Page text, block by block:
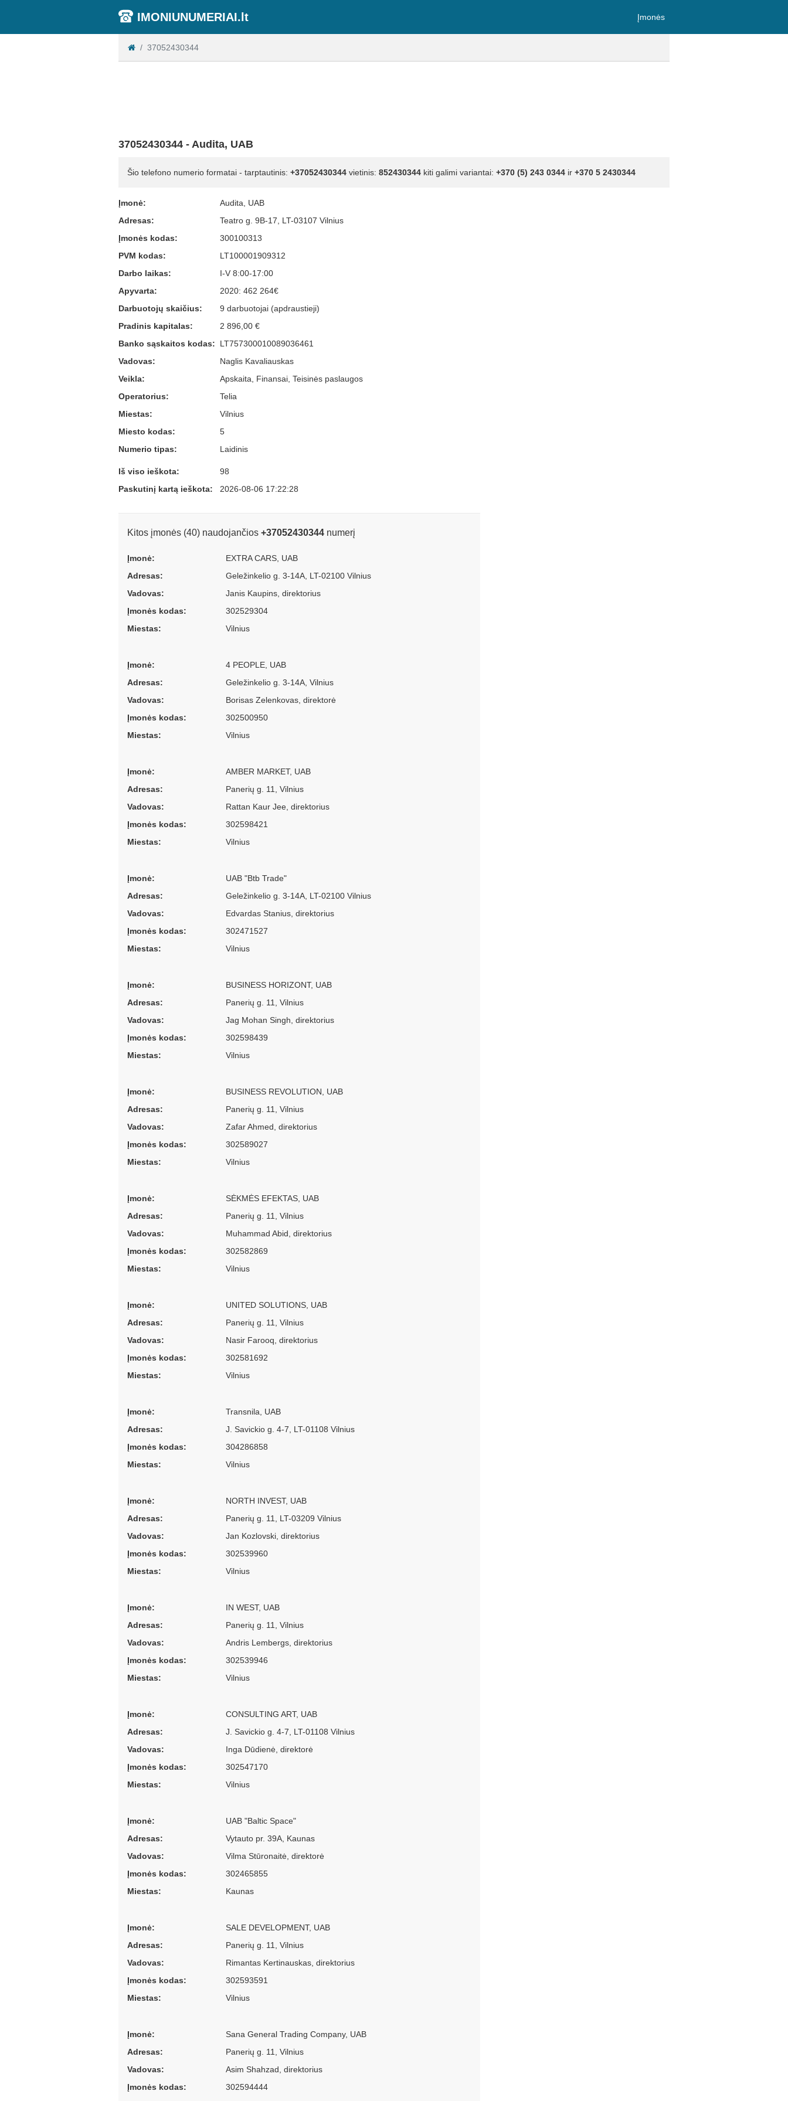
IMONIUNUMERIAI.lt Įmonės
37052430344
37052430344 - Audita, UAB
Šio telefono numerio formatai - tarptautinis: +37052430344 vietinis: 852430344 kiti galimi variantai: +370 (5) 243 0344 ir +370 5 2430344
Įmonė:
Audita, UAB
Adresas:
Teatro g. 9B-17, LT-03107 Vilnius
Įmonės kodas:
300100313
PVM kodas:
LT100001909312
Darbo laikas:
I-V 8:00-17:00
Apyvarta:
2020: 462 264€
Darbuotojų skaičius:
9 darbuotojai (apdraustieji)
Pradinis kapitalas:
2 896,00 €
Banko sąskaitos kodas:
LT757300010089036461
Vadovas:
Naglis Kavaliauskas
Veikla:
Apskaita, Finansai, Teisinės paslaugos
Operatorius:
Telia
Miestas:
Vilnius
Miesto kodas:
5
Numerio tipas:
Laidinis
Iš viso ieškota:
98
Paskutinį kartą ieškota:
2026-08-06 17:22:28
Kitos įmonės (40) naudojančios +37052430344 numerį
Įmonė:
EXTRA CARS, UAB
Adresas:
Geležinkelio g. 3-14A, LT-02100 Vilnius
Vadovas:
Janis Kaupins, direktorius
Įmonės kodas:
302529304
Miestas:
Vilnius
Įmonė:
4 PEOPLE, UAB
Adresas:
Geležinkelio g. 3-14A, Vilnius
Vadovas:
Borisas Zelenkovas, direktorė
Įmonės kodas:
302500950
Miestas:
Vilnius
Įmonė:
AMBER MARKET, UAB
Adresas:
Panerių g. 11, Vilnius
Vadovas:
Rattan Kaur Jee, direktorius
Įmonės kodas:
302598421
Miestas:
Vilnius
Įmonė:
UAB "Btb Trade"
Adresas:
Geležinkelio g. 3-14A, LT-02100 Vilnius
Vadovas:
Edvardas Stanius, direktorius
Įmonės kodas:
302471527
Miestas:
Vilnius
Įmonė:
BUSINESS HORIZONT, UAB
Adresas:
Panerių g. 11, Vilnius
Vadovas:
Jag Mohan Singh, direktorius
Įmonės kodas:
302598439
Miestas:
Vilnius
Įmonė:
BUSINESS REVOLUTION, UAB
Adresas:
Panerių g. 11, Vilnius
Vadovas:
Zafar Ahmed, direktorius
Įmonės kodas:
302589027
Miestas:
Vilnius
Įmonė:
SĖKMĖS EFEKTAS, UAB
Adresas:
Panerių g. 11, Vilnius
Vadovas:
Muhammad Abid, direktorius
Įmonės kodas:
302582869
Miestas:
Vilnius
Įmonė:
UNITED SOLUTIONS, UAB
Adresas:
Panerių g. 11, Vilnius
Vadovas:
Nasir Farooq, direktorius
Įmonės kodas:
302581692
Miestas:
Vilnius
Įmonė:
Transnila, UAB
Adresas:
J. Savickio g. 4-7, LT-01108 Vilnius
Įmonės kodas:
304286858
Miestas:
Vilnius
Įmonė:
NORTH INVEST, UAB
Adresas:
Panerių g. 11, LT-03209 Vilnius
Vadovas:
Jan Kozlovski, direktorius
Įmonės kodas:
302539960
Miestas:
Vilnius
Įmonė:
IN WEST, UAB
Adresas:
Panerių g. 11, Vilnius
Vadovas:
Andris Lembergs, direktorius
Įmonės kodas:
302539946
Miestas:
Vilnius
Įmonė:
CONSULTING ART, UAB
Adresas:
J. Savickio g. 4-7, LT-01108 Vilnius
Vadovas:
Inga Dūdienė, direktorė
Įmonės kodas:
302547170
Miestas:
Vilnius
Įmonė:
UAB "Baltic Space"
Adresas:
Vytauto pr. 39A, Kaunas
Vadovas:
Vilma Stūronaitė, direktorė
Įmonės kodas:
302465855
Miestas:
Kaunas
Įmonė:
SALE DEVELOPMENT, UAB
Adresas:
Panerių g. 11, Vilnius
Vadovas:
Rimantas Kertinauskas, direktorius
Įmonės kodas:
302593591
Miestas:
Vilnius
Įmonė:
Sana General Trading Company, UAB
Adresas:
Panerių g. 11, Vilnius
Vadovas:
Asim Shahzad, direktorius
Įmonės kodas:
302594444